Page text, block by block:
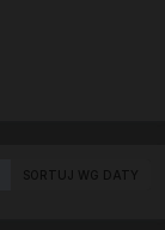
SORTUJ WG DATY